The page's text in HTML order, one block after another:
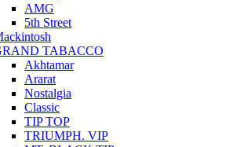
AMG
5th Street
TABACCO
Akhtamar
Ararat
Nostalgia
Classic
TIP TOP
TRIUMPH. VIP